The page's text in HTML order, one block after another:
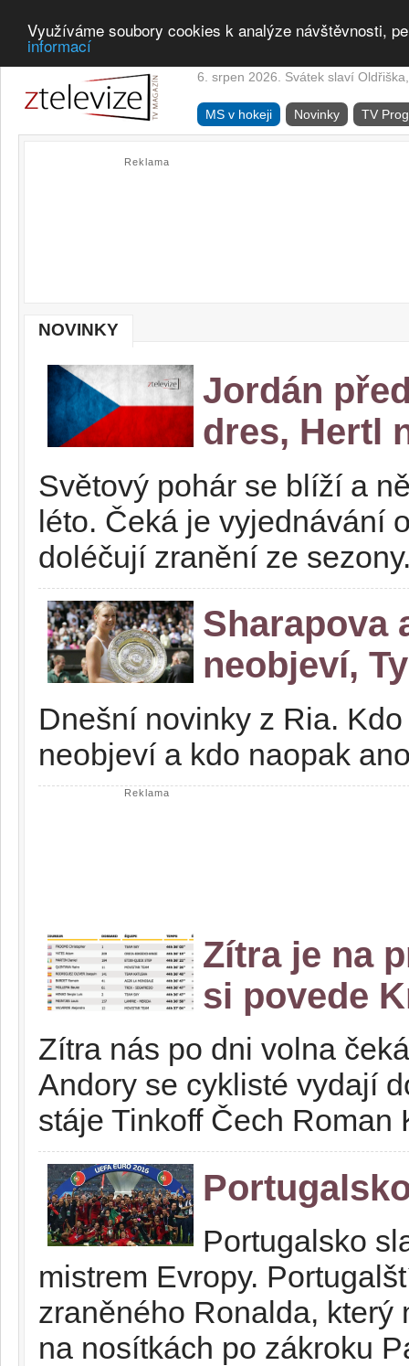
Využíváme soubory cookies k analýze návštěvnosti,
informací
6. srpen 2026. Svátek slaví
MS v hokeji Novinky TV
Reklama
NOVINKY
Jordán
dres, Hertl
Světový pohár se blíží a
léto. Čeká je vyjednávání
doléčují zranění ze
Sharapova
neobjeví,
Dnešní novinky z Ria.
neobjeví a kdo naopak
Reklama
Zítra je na
si povede
Zítra nás po dni volna
Andory se cyklisté vydají
stáje Tinkoff Čech Roman
Portugalsko
mistrem Evropy.
zraněného Ronalda, který
na nosítkách po zákroku